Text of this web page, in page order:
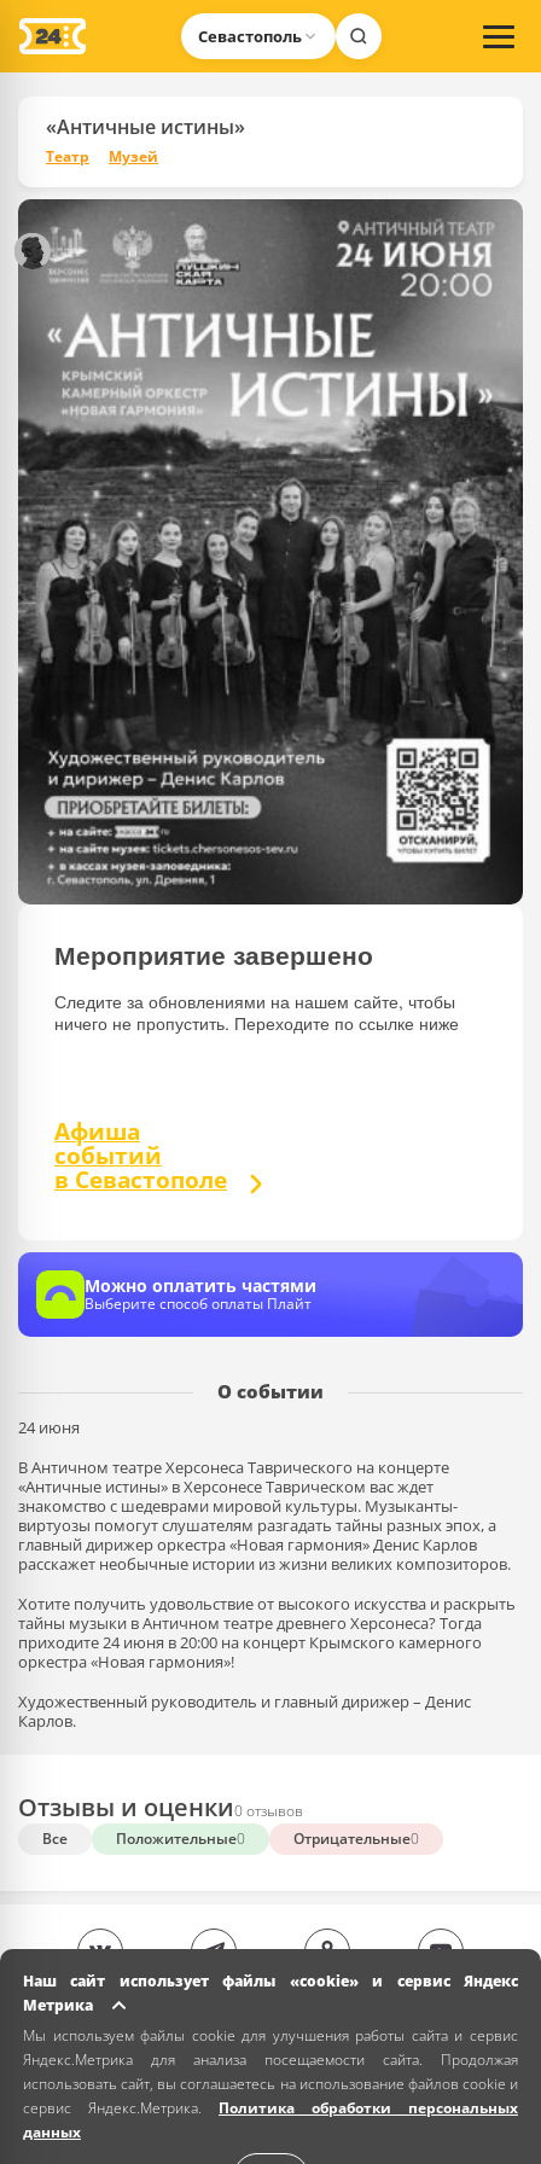
Севастополь
«Античные истины»
Театр Музей
Мероприятие завершено
Следите за обновлениями на нашем сайте, чтобы
ничего не пропустить. Переходите по ссылке ниже
Афиша
событий
в Севастополе
Можно оплатить частями
Выберите способ оплаты Плайт
О событии
24 июня
В Античном театре Херсонеса Таврического на концерте
«Античные истины» в Херсонесе Таврическом вас ждет
знакомство с шедеврами мировой культуры. Музыканты-
виртуозы помогут слушателям разгадать тайны разных эпох, а
главный дирижер оркестра «Новая гармония» Денис Карлов
расскажет необычные истории из жизни великих композиторов.
Хотите получить удовольствие от высокого искусства и раскрыть
тайны музыки в Античном театре древнего Херсонеса? Тогда
приходите 24 июня в 20:00 на концерт Крымского камерного
оркестра «Новая гармония»!
Художественный руководитель и главный дирижер – Денис
Карлов.
Отзывы и оценки0 отзывов
Все
Положительные0 Отрицательные0
Наш сайт использует файлы «cookie» и сервис Яндекс
Метрика
Мы используем файлы cookie для улучшения работы сайта и сервис
Яндекс.Метрика для анализа посещаемости сайта. Продолжая
использовать сайт, вы соглашаетесь на использование файлов cookie и
сервис Яндекс.Метрика. Политика обработки персональных
данных